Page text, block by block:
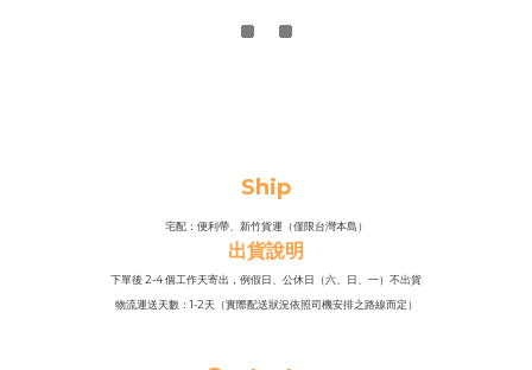
Ship
宅配：便利帶、新竹貨運（僅限台灣本島）
出貨說明
下單後 2-4 個工作天寄出，例假日、公休日（六、日、一）不出貨
物流運送天數：1-2天（實際配送狀況依照司機安排之路線而定）